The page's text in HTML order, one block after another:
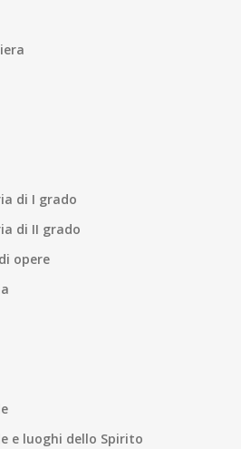
di I grado
di II grado
opere
e luoghi dello Spirito